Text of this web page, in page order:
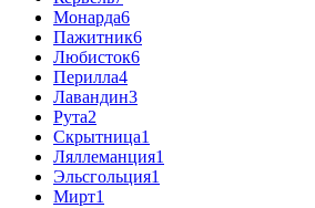
Монарда6
Пажитник6
Любисток6
Перилла4
Лавандин3
Рута2
Скрытница1
Ляллеманция1
Эльсгольция1
Мирт1